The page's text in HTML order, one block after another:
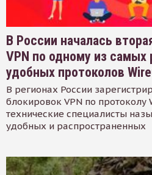
В России началась
VPN по одному из самых
удобных протоколов
В регионах России
блокировок VPN по
технические специалисты
удобных и распространенных